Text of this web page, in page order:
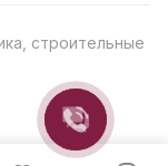
строительные